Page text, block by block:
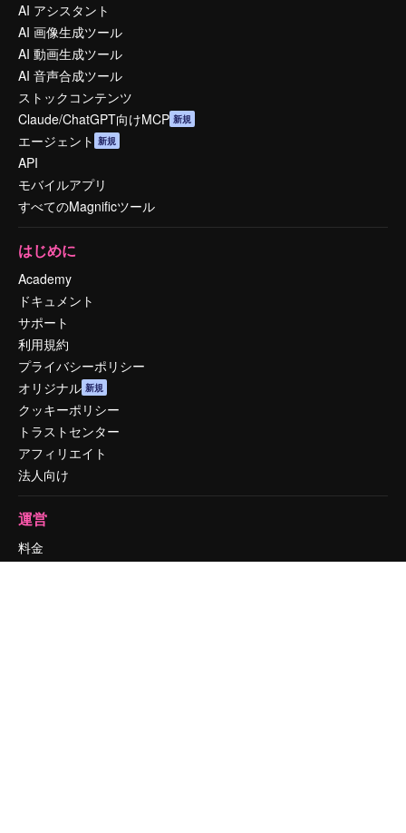
AI アシスタント
AI 画像生成ツール
AI 動画生成ツール
AI 音声合成ツール
ストックコンテンツ
Claude/ChatGPT向けMCP 新規
エージェント 新規
API
モバイルアプリ
すべてのMagnificツール
はじめに
Academy
ドキュメント
サポート
利用規約
プライバシーポリシー
オリジナル 新規
クッキーポリシー
トラストセンター
アフィリエイト
法人向け
運営
料金